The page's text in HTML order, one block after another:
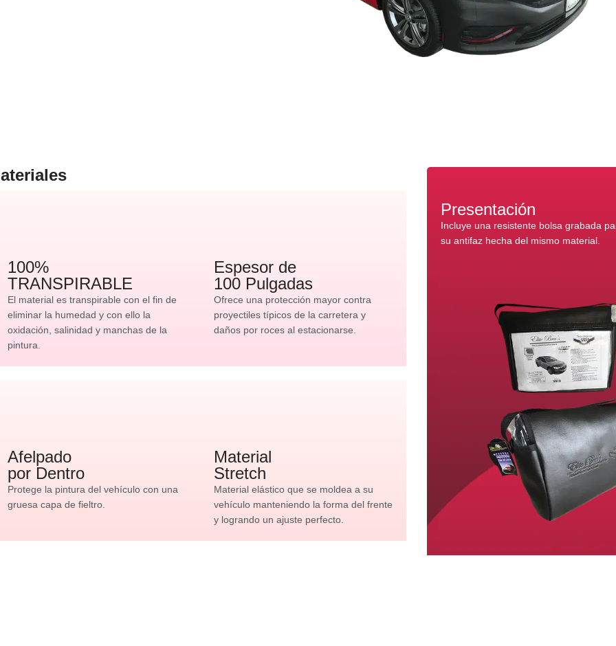
100%
TRANSPIRABLE
El material es transpirable con el fin de
eliminar la humedad y con ello la
oxidación, salinidad y manchas de la
pintura.
Espesor de
100 Pulgadas
Ofrece una protección mayor contra
proyectiles típicos de la carretera y
daños por roces al estacionarse.
Afelpado
por Dentro
Protege la pintura del vehículo con una
gruesa capa de fieltro.
Material
Stretch
Material elástico que se moldea a su
vehículo manteniendo la forma del frente
y logrando un ajuste perfecto.
Presentación
Incluye una resistente bolsa grabada
su antifaz hecha del mismo material.